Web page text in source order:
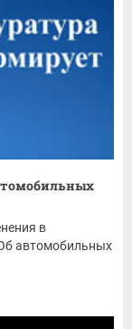
в
автомобильных